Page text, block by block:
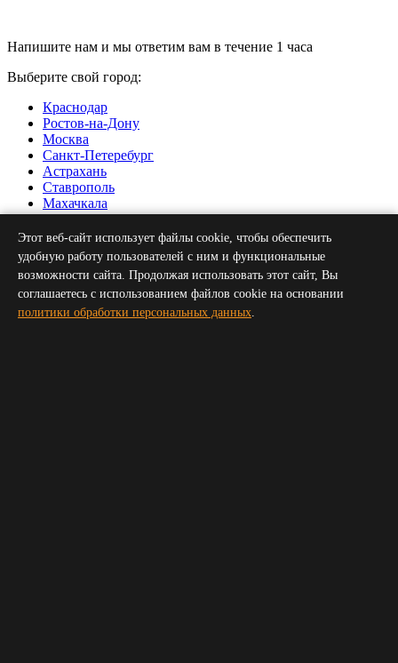
Напишите нам и мы ответим вам в течение 1 часа
Выберите свой город:
Краснодар
Ростов-на-Дону
Москва
Санкт-Петеребург
Астрахань
Ставрополь
Махачкала
Нальчик
Грозный
Севастополь
Симферополь
Волгоград
Пятигорск
Сочи
Этот веб-сайт использует файлы cookie, чтобы обеспечить
удобную работу пользователей с ним и функциональные
возможности сайта. Продолжая использовать этот сайт, Вы
соглашаетесь с использованием файлов cookie на основании
политики обработки персональных данных.